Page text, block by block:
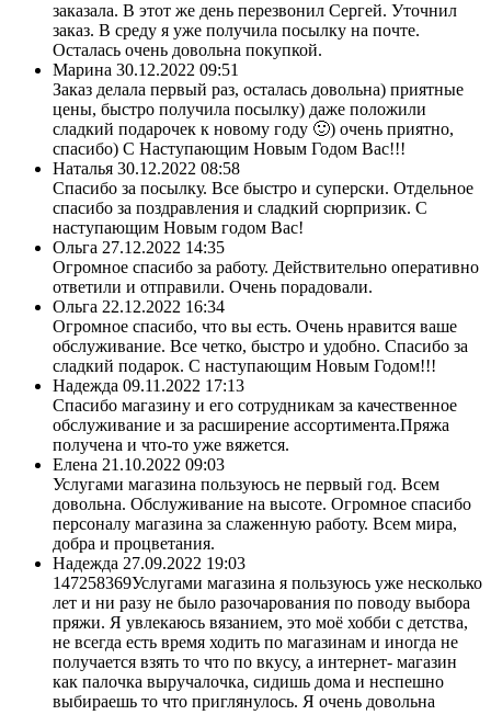
заказала. В этот же день перезвонил Сергей. Уточнил
заказ. В среду я уже получила посылку на почте.
Осталась очень довольна покупкой.
Марина 30.12.2022 09:51
Заказ делала первый раз, осталась довольна) приятные
цены, быстро получила посылку) даже положили
сладкий подарочек к новому году 🙂) очень приятно,
спасибо) С Наступающим Новым Годом Вас!!!
Наталья 30.12.2022 08:58
Спасибо за посылку. Все быстро и суперски. Отдельное
спасибо за поздравления и сладкий сюрпризик. С
наступающим Новым годом Вас!
Ольга 27.12.2022 14:35
Огромное спасибо за работу. Действительно оперативно
ответили и отправили. Очень порадовали.
Ольга 22.12.2022 16:34
Огромное спасибо, что вы есть. Очень нравится ваше
обслуживание. Все четко, быстро и удобно. Спасибо за
сладкий подарок. С наступающим Новым Годом!!!
Надежда 09.11.2022 17:13
Спасибо магазину и его сотрудникам за качественное
обслуживание и за расширение ассортимента.Пряжа
получена и что-то уже вяжется.
Елена 21.10.2022 09:03
Услугами магазина пользуюсь не первый год. Всем
довольна. Обслуживание на высоте. Огромное спасибо
персоналу магазина за слаженную работу. Всем мира,
добра и процветания.
Надежда 27.09.2022 19:03
147258369Услугами магазина я пользуюсь уже несколько
лет и ни разу не было разочарования по поводу выбора
пряжи. Я увлекаюсь вязанием, это моё хобби с детства,
не всегда есть время ходить по магазинам и иногда не
получается взять то что по вкусу, а интернет- магазин
как палочка выручалочка, сидишь дома и неспешно
выбираешь то что приглянулось. Я очень довольна